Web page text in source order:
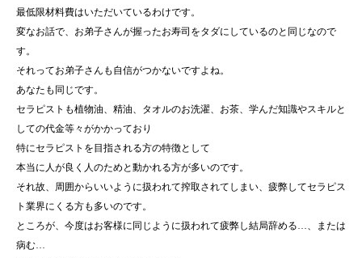
最低限材料費はいただいているわけです。
変なお話で、お弟子さんが握ったお寿司をタダにしているのと同じなので
す。
それってお弟子さんも自信がつかないですよね。
あなたも同じです。
セラピストも植物油、精油、タオルのお洗濯、お茶、学んだ知識やスキルと
しての代金等々がかかっており
特にセラピストを目指される方の特徴として
本当に人が良く人のためと動かれる方が多いのです。
それ故、周囲からいいように扱われて搾取されてしまい、疲弊してセラピス
ト業界にくる方も多いのです。
ところが、今度はお客様に同じように扱われて疲弊し結局辞める…、または
病む…